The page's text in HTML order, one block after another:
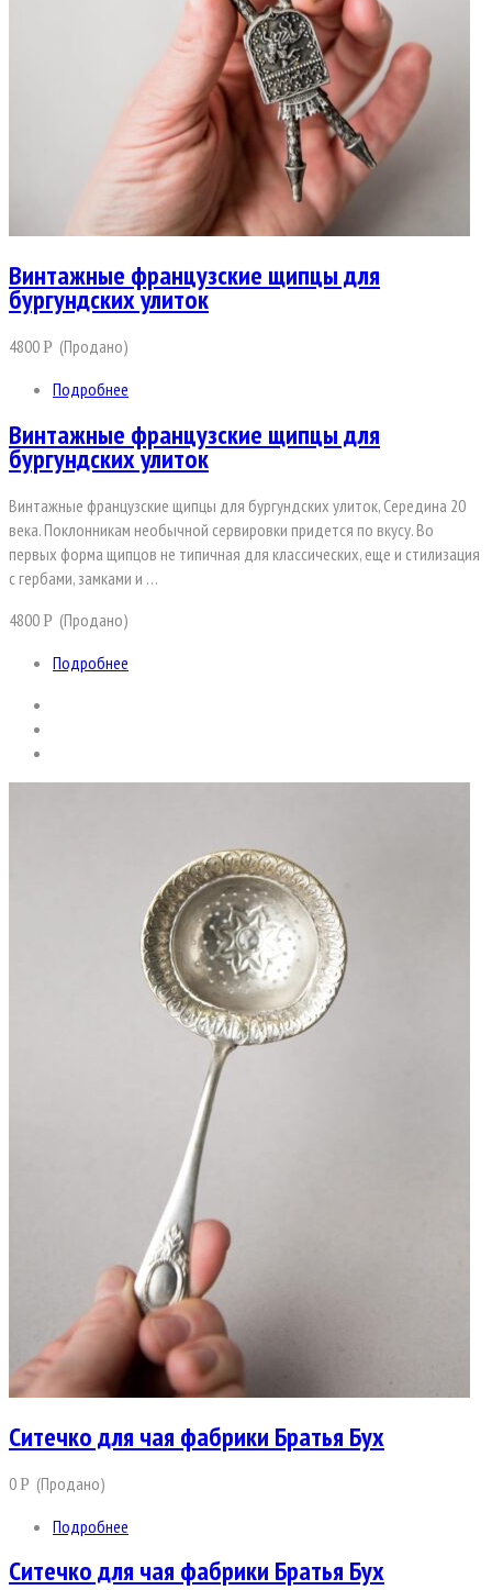
Винтажные французские щипцы для
бургундских улиток
4800Р (Продано)
Подробнее
Винтажные французские щипцы для
бургундских улиток
Винтажные французские щипцы для бургундских улиток, Середина 20
века. Поклонникам необычной сервировки придется по вкусу. Во
первых форма щипцов не типичная для классических, еще и стилизация
с гербами, замками и …
4800Р (Продано)
Подробнее
Ситечко для чая фабрики Братья Бух
0Р (Продано)
Подробнее
Ситечко для чая фабрики Братья Бух